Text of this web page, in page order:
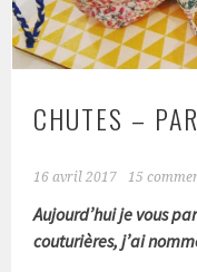
CHUTES –
16 avril 2017 15
Aujourd’hui je vous
couturières, j’ai